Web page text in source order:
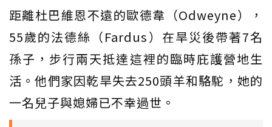
距離杜巴維恩不遠的歐德韋（Odweyne），
55歲的法德絲（Fardus）在旱災後帶著7名
孫子，步行兩天抵達這裡的臨時庇護營地生
活。他們家因乾旱失去250頭羊和駱駝，她的
一名兒子與媳婦已不幸過世。